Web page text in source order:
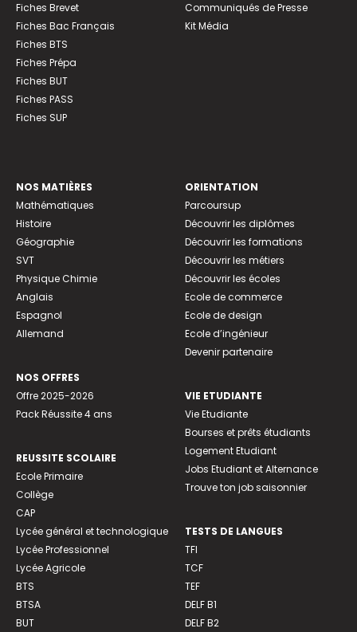
Fiches Brevet
Fiches Bac Français
Fiches BTS
Fiches Prépa
Fiches BUT
Fiches PASS
Fiches SUP
Communiqués de Presse
Kit Média
NOS MATIÈRES
Mathématiques
Histoire
Géographie
SVT
Physique Chimie
Anglais
Espagnol
Allemand
NOS OFFRES
Offre 2025-2026
Pack Réussite 4 ans
REUSSITE SCOLAIRE
Ecole Primaire
Collège
CAP
Lycée général et technologique
Lycée Professionnel
Lycée Agricole
BTS
BTSA
BUT
ORIENTATION
Parcoursup
Découvrir les diplômes
Découvrir les formations
Découvrir les métiers
Découvrir les écoles
Ecole de commerce
Ecole de design
Ecole d’ingénieur
Devenir partenaire
VIE ETUDIANTE
Vie Etudiante
Bourses et prêts étudiants
Logement Etudiant
Jobs Etudiant et Alternance
Trouve ton job saisonnier
TESTS DE LANGUES
TFI
TCF
TEF
DELF B1
DELF B2